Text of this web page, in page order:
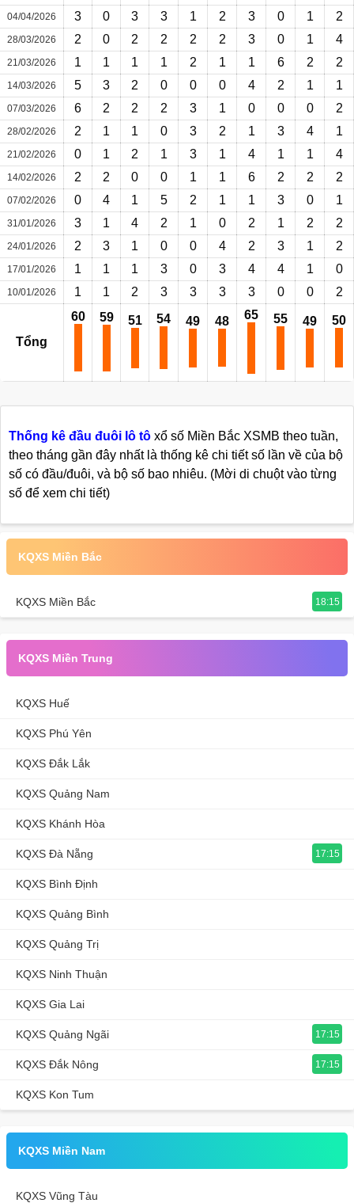
04/04/2026 3 0 3 3 1 2 3 0 1 2
28/03/2026 2 0 2 2 2 2 3 0 1 4
21/03/2026 1 1 1 1 2 1 1 6 2 2
14/03/2026 5 3 2 0 0 0 4 2 1 1
07/03/2026 6 2 2 2 3 1 0 0 0 2
28/02/2026 2 1 1 0 3 2 1 3 4 1
21/02/2026 0 1 2 1 3 1 4 1 1 4
14/02/2026 2 2 0 0 1 1 6 2 2 2
07/02/2026 0 4 1 5 2 1 1 3 0 1
31/01/2026 3 1 4 2 1 0 2 1 2 2
24/01/2026 2 3 1 0 0 4 2 3 1 2
17/01/2026 1 1 1 3 0 3 4 4 1 0
10/01/2026 1 1 2 3 3 3 3 0 0 2
Tổng
60 59 51 54 49 48 65 55 49 50
Thống kê đầu đuôi lô tô xổ số Miền Bắc XSMB theo tuần,
theo tháng gần đây nhất là thống kê chi tiết số lần về của bộ
số có đầu/đuôi, và bộ số bao nhiêu. (Mời di chuột vào từng
số để xem chi tiết)
KQXS Miền Bắc
KQXS Miền Bắc 18:15
KQXS Miền Trung
KQXS Huế
KQXS Phú Yên
KQXS Đắk Lắk
KQXS Quảng Nam
KQXS Khánh Hòa
KQXS Đà Nẵng 17:15
KQXS Bình Định
KQXS Quảng Bình
KQXS Quảng Trị
KQXS Ninh Thuận
KQXS Gia Lai
KQXS Quảng Ngãi 17:15
KQXS Đắk Nông 17:15
KQXS Kon Tum
KQXS Miền Nam
KQXS Vũng Tàu